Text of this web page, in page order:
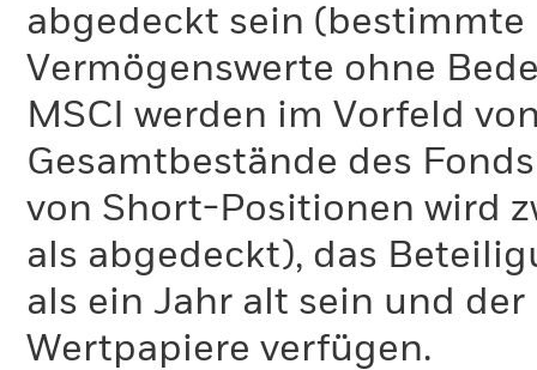
abgedeckt sein
Vermögenswerte ohne
MSCI werden im Vorfeld
Gesamtbestände des
von Short-Positionen wird
als abgedeckt), das
als ein Jahr alt sein und
Wertpapiere verfügen.